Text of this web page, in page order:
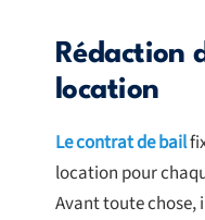
Rédaction
location
Le contrat de bail
location pour
Avant toute chose,